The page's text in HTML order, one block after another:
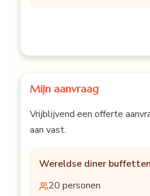
Mijn aanvraag
Vrijblijvend een offerte
aan vast.
Wereldse diner buffetten
20 personen